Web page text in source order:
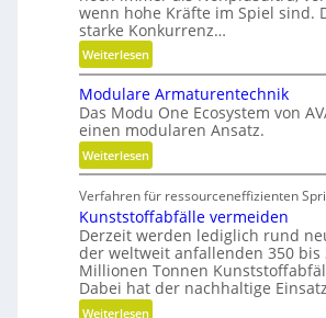
x
i
b
i
l
i
t
ä
,
D
y
n
a
m
wenn hohe Kräfte im Spiel sind.
starke Konkurrenz…
Weiterlesen:
K
u
g
e
l
g
e
w
i
n
d
e
Modulare Armaturentechnik
Das Modu One Ecosystem von
einen modularen Ansatz.
Weiterlesen:
M
o
d
u
l
r
Verfahren für ressourceneffizienten
Kunststoffabfälle vermeiden
Derzeit werden lediglich rund
der weltweit anfallenden 350 bis
Millionen Tonnen
Dabei hat der nachhaltige
Weiterlesen: